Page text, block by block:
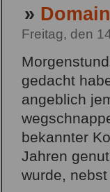
»
Freitag, den
gedacht
angeblich
bekannter
Jahren
wurde,